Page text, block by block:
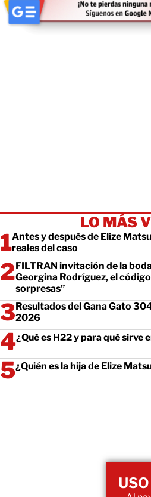
LO MÁS
Antes y después de Elize
reales del caso
FILTRAN invitación de la
Georgina Rodríguez, el
sorpresas”
Resultados del Gana Gato
2026
¿Qué es H22 y para qué sirve
¿Quién es la hija de Elize